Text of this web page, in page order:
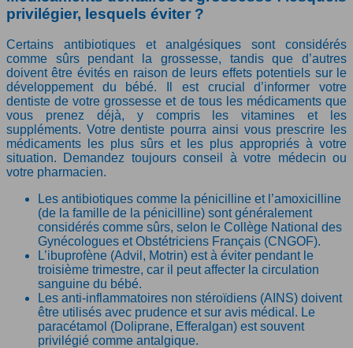
privilégier, lesquels éviter ?
Certains antibiotiques et analgésiques sont considérés
comme sûrs pendant la grossesse, tandis que d’autres
doivent être évités en raison de leurs effets potentiels sur le
développement du bébé. Il est crucial d’informer votre
dentiste de votre grossesse et de tous les médicaments que
vous prenez déjà, y compris les vitamines et les
suppléments. Votre dentiste pourra ainsi vous prescrire les
médicaments les plus sûrs et les plus appropriés à votre
situation. Demandez toujours conseil à votre médecin ou
votre pharmacien.
Les antibiotiques comme la pénicilline et l’amoxicilline
(de la famille de la pénicilline) sont généralement
considérés comme sûrs, selon le Collège National des
Gynécologues et Obstétriciens Français (CNGOF).
L’ibuprofène (Advil, Motrin) est à éviter pendant le
troisième trimestre, car il peut affecter la circulation
sanguine du bébé.
Les anti-inflammatoires non stéroïdiens (AINS) doivent
être utilisés avec prudence et sur avis médical. Le
paracétamol (Doliprane, Efferalgan) est souvent
privilégié comme antalgique.